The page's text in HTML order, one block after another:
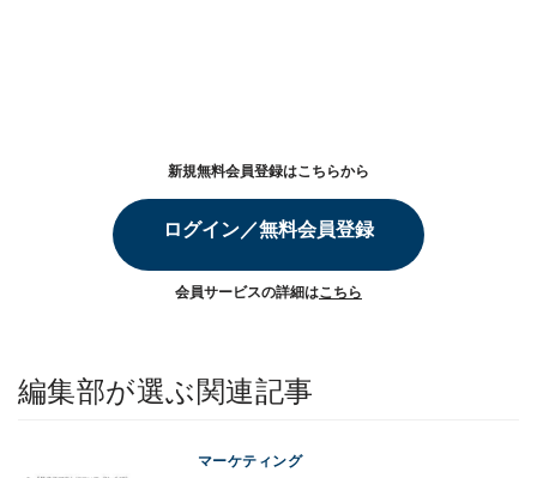
新規無料会員登録はこちらから
ログイン／無料会員登録
会員サービスの詳細はこちら
編集部が選ぶ関連記事
マーケティング